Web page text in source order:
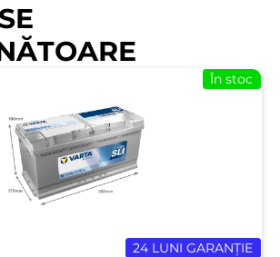
24 LUNI GARANȚIE
În stoc